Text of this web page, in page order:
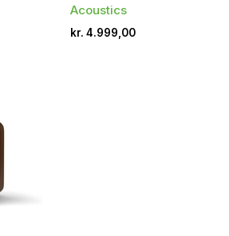
Acoustics
kr. 4.999,00